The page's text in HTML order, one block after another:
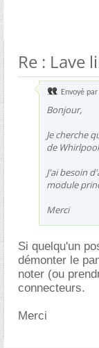
Re : Lave
Envoyé par
Bonjour,
Je cherche
de
J'ai besoin
module
Merci
Si quelqu'un
démonter le
noter (ou
connecteurs.
Merci